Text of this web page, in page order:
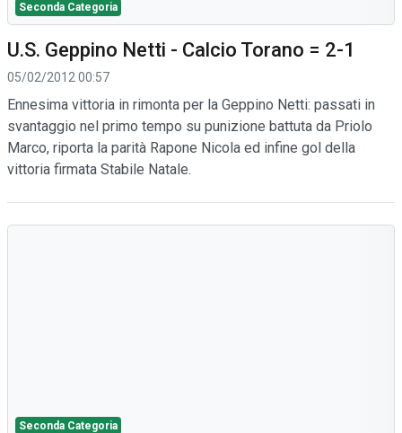
Seconda Categoria
U.S. Geppino Netti - Calcio Torano = 2-1
05/02/2012 00:57
Ennesima vittoria in rimonta per la Geppino Netti: passati in
svantaggio nel primo tempo su punizione battuta da Priolo
Marco, riporta la parità Rapone Nicola ed infine gol della
vittoria firmata Stabile Natale.
Seconda Categoria